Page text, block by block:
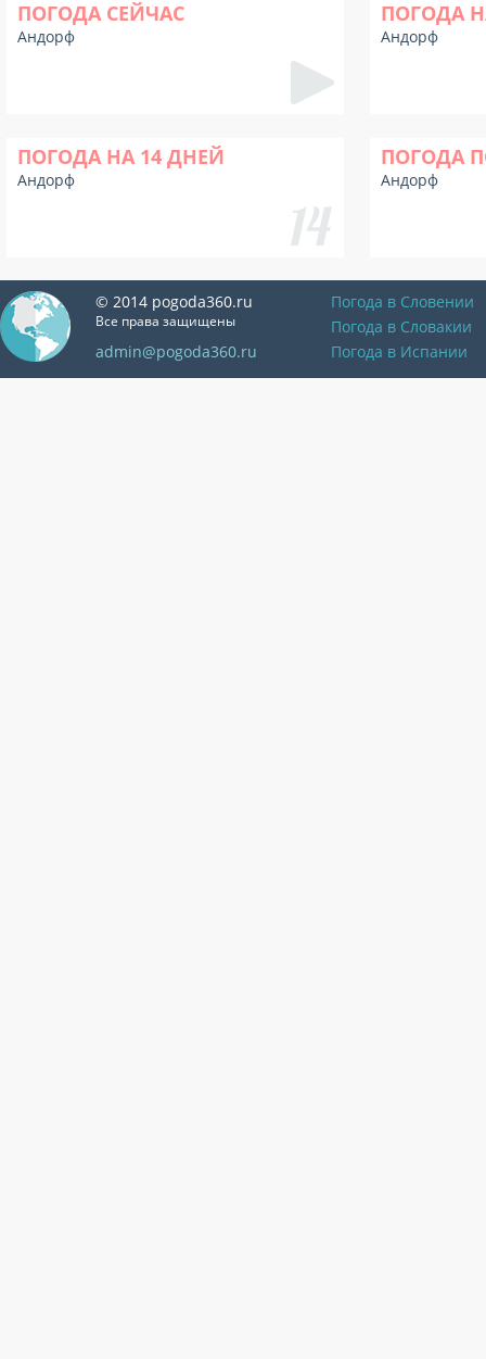
ПОГОДА СЕЙЧАС
Андорф
ПОГОДА
Андорф
ПОГОДА НА 14 ДНЕЙ
Андорф
ПОГОДА
Андорф
© 2014 pogoda360.ru
Все права защищены
admin@pogoda360.ru
Погода в Словении
Погода в Словакии
Погода в Испании